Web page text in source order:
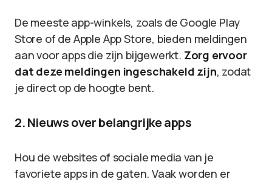
De meeste app-winkels, zoals de Google Play
Store of de Apple App Store, bieden meldingen
aan voor apps die zijn bijgewerkt. Zorg ervoor
dat deze meldingen ingeschakeld zijn, zodat
je direct op de hoogte bent.
2. Nieuws over belangrijke apps
Hou de websites of sociale media van je
favoriete apps in de gaten. Vaak worden er